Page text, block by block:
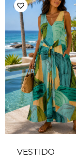
VESTIDO